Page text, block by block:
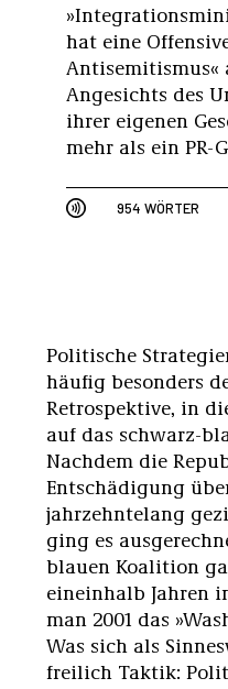
hat eine
Antisemitismus«
Angesichts des
ihrer eigenen
mehr als ein PR-
954 WÖRTER
Politische
häufig besonders
Retrospektive, in
auf das schwarz-
Nachdem die
Entschädigung
jahrzehntelang
ging es
blauen Koalition
eineinhalb Jahren
man 2001 das
Was sich als
freilich Taktik: